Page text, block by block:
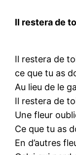
Il restera de
Il restera de
ce que tu as
Au lieu de le
Il restera de
Une fleur
Ce que tu as
En d’autres